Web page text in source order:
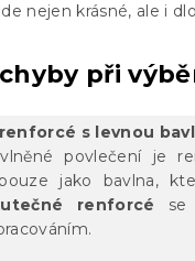
nejen krásné, ale i
při
s levnou
povlečení je
jako bavlna,
renforcé se